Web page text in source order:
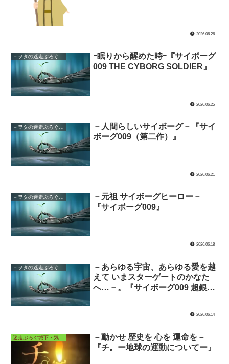
2026.06.26
－ヲタの迷走ぶろぐ城下・サイボーグの館－
ｰ眠りから醒めた時ｰ『サイボーグ
009 THE CYBORG SOLDIER』
2026.06.25
－人間らしいサイボーグ－『サイ
ボーグ009（第二作）』
2026.06.21
－元祖 サイボーグヒーロー－
『サイボーグ009』
2026.06.18
－あらゆる宇宙、あらゆる愛を越
えて いまスターゲートのかなた
へ…－。『サイボーグ009 超銀河
2026.06.14
－動かせ 歴史を 心を 運命を－
『チ。ー地球の運動についてー』